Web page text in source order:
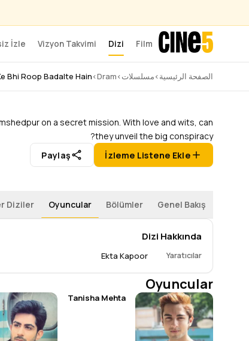
Film
Dizi
Vizyon Takvimi
İzle
الصفحة الرئيسية›مسلسلات›
Dram
›
Bhi Roop Badalte Hain
Roop Badalte Hain
2026
–
Devam Ediyor
1 Sezon
136 Bölüm
Dram
on a secret mission. With love and wits, can
they unveil the big conspiracy?
İzleme Listene Ekle
Paylaş
Genel Bakış
Bölümler
Oyuncular
Diziler
Dizi Hakkında
Yaratıcılar
Ekta Kapoor
Oyuncular
Tanisha Mehta